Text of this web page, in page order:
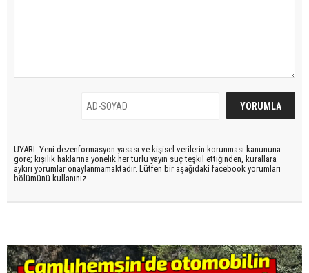
UYARI: Yeni dezenformasyon yasası ve kişisel verilerin korunması kanununa
göre; kişilik haklarına yönelik her türlü yayın suç teşkil ettiğinden, kurallara
aykırı yorumlar onaylanmamaktadır. Lütfen bir aşağıdaki facebook yorumları
bölümünü kullanınız